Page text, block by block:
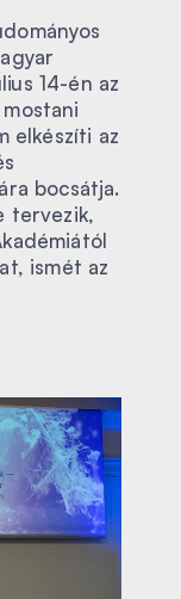
14-én az
elkészíti az
bocsátja.
tervezik,
ismét az